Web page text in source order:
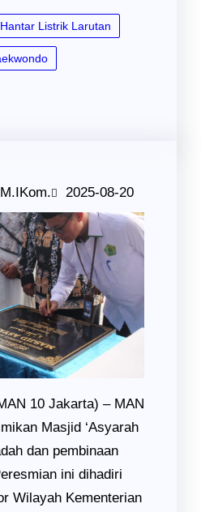
Listrik Larutan
2025-08-20
10 Jakarta) – MAN
Masjid ‘Asyarah
dan pembinaan
ini dihadiri
Wilayah Kementerian